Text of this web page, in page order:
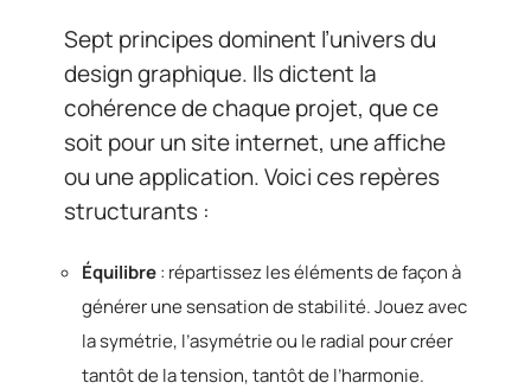
Sept principes dominent l’univers du
design graphique. Ils dictent la
cohérence de chaque projet, que ce
soit pour un site internet, une affiche
ou une application. Voici ces repères
structurants :
Équilibre: répartissez les éléments de façon à
générer une sensation de stabilité. Jouez avec
la symétrie, l’asymétrie ou le radial pour créer
tantôt de la tension, tantôt de l’harmonie.